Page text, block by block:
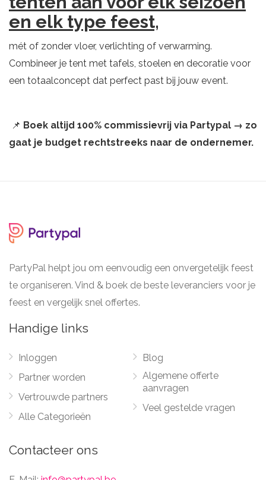
en elk type feest,
mét of zonder vloer, verlichting of verwarming.
Combineer je tent met tafels, stoelen en decoratie voor
een totaalconcept dat perfect past bij jouw event.
📌 Boek altijd 100% commissievrij via Partypal → zo
gaat je budget rechtstreeks naar de ondernemer.
PartyPal helpt jou om eenvoudig een onvergetelijk feest
te organiseren. Vind & boek de beste leveranciers voor je
feest en vergelijk snel offertes.
Handige links
Inloggen
Partner worden
Vertrouwde partners
Alle Categorieën
Blog
Algemene offerte
aanvragen
Veel gestelde vragen
Contacteer ons